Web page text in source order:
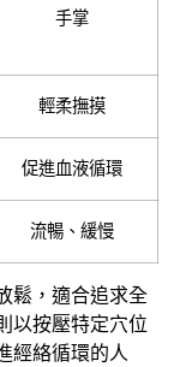
手掌
輕柔撫摸
促進血液循環
流暢、緩慢
鬆，適合追求全
以按壓特定穴位
經絡循環的人